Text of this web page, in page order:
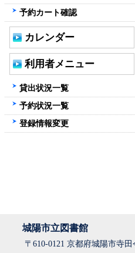
予約カート確認
カレンダー
利用者メニュー
貸出状況一覧
予約状況一覧
登録情報変更
城陽市立図書館
〒610-0121 京都府城陽市寺